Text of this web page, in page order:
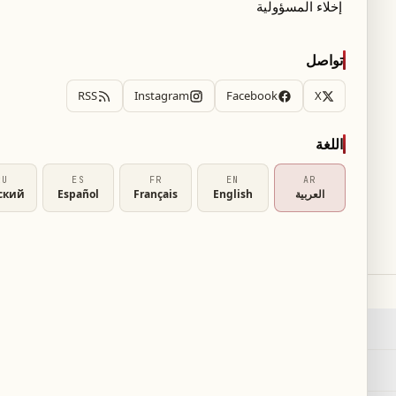
«رينو» و«جوجل» يستهدفان تطوير السيارات
خدماتنا
إخلاء المسؤولية
تواصل
X
Facebook
Instagram
RSS
اللغة
AR
العربية
EN
English
FR
Français
ES
Español